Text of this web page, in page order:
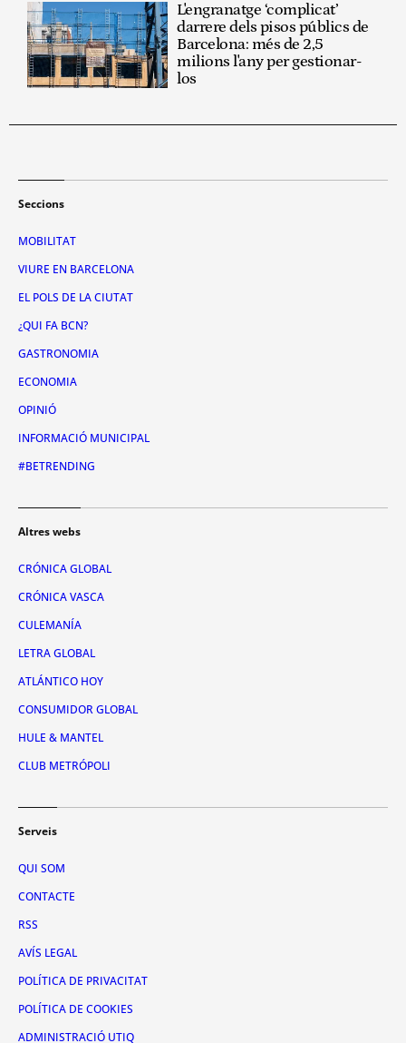
L'engranatge ‘complicat’
darrere dels pisos públics de
Barcelona: més de 2,5
milions l'any per gestionar-
los
Seccions
MOBILITAT
VIURE EN BARCELONA
EL POLS DE LA CIUTAT
¿QUI FA BCN?
GASTRONOMIA
ECONOMIA
OPINIÓ
INFORMACIÓ MUNICIPAL
#BETRENDING
Altres webs
CRÓNICA GLOBAL
CRÓNICA VASCA
CULEMANÍA
LETRA GLOBAL
ATLÁNTICO HOY
CONSUMIDOR GLOBAL
HULE & MANTEL
CLUB METRÓPOLI
Serveis
QUI SOM
CONTACTE
RSS
AVÍS LEGAL
POLÍTICA DE PRIVACITAT
POLÍTICA DE COOKIES
ADMINISTRACIÓ UTIQ